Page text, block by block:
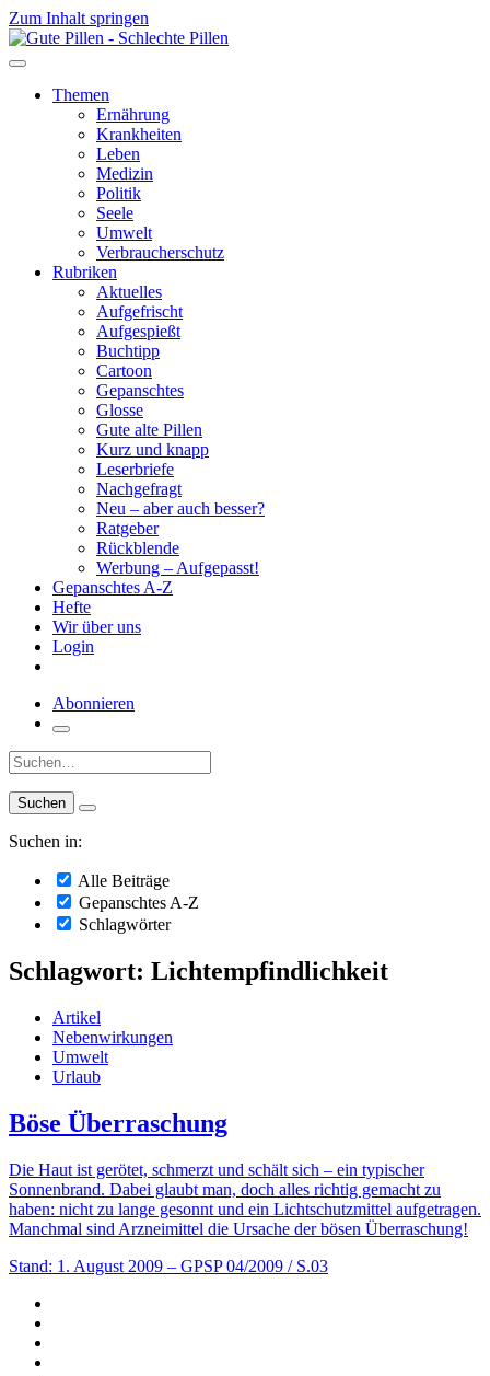
Zum Inhalt springen
Themen
Ernährung
Krankheiten
Leben
Medizin
Politik
Seele
Umwelt
Verbraucherschutz
Rubriken
Aktuelles
Aufgefrischt
Aufgespießt
Buchtipp
Cartoon
Gepanschtes
Glosse
Gute alte Pillen
Kurz und knapp
Leserbriefe
Nachgefragt
Neu – aber auch besser?
Ratgeber
Rückblende
Werbung – Aufgepasst!
Gepanschtes A-Z
Hefte
Wir über uns
Login
Abonnieren
Suche:
Suchen in:
Alle Beiträge
Gepanschtes A-Z
Schlagwörter
Schlagwort: Lichtempfindlichkeit
Artikel
Nebenwirkungen
Umwelt
Urlaub
Böse Überraschung
Die Haut ist gerötet, schmerzt und schält sich – ein typischer
Sonnenbrand. Dabei glaubt man, doch alles richtig gemacht zu
haben: nicht zu lange gesonnt und ein Lichtschutzmittel aufgetragen.
Manchmal sind Arzneimittel die Ursache der bösen Überraschung!
Stand: 1. August 2009 – GPSP 04/2009 / S.03